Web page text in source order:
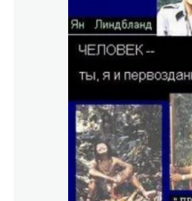
написать проникновенную книгу о
надо быть влюбленным в нее. Лоис
скрывает своей влюбленности в
описывает радости и печали,
понимающего все ее настроения.